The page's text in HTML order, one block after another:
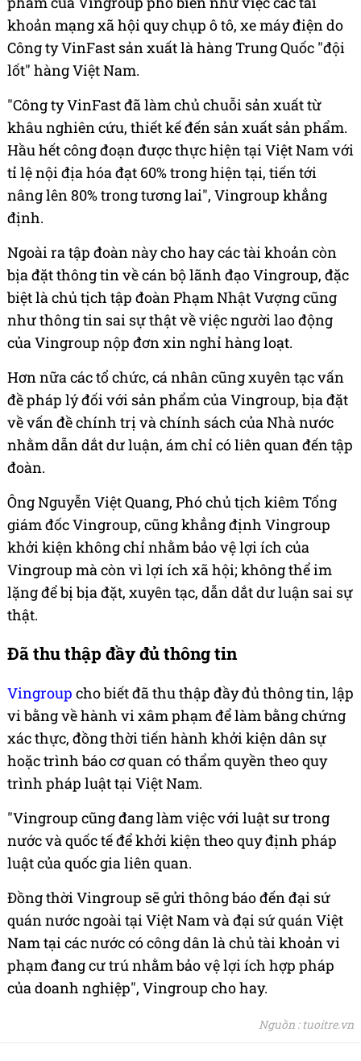
khoản mạng xã hội quy chụp ô tô, xe máy điện do
Công ty VinFast sản xuất là hàng Trung Quốc "đội
lốt" hàng Việt Nam.
"Công ty VinFast đã làm chủ chuỗi sản xuất từ
khâu nghiên cứu, thiết kế đến sản xuất sản phẩm.
Hầu hết công đoạn được thực hiện tại Việt Nam với
tỉ lệ nội địa hóa đạt 60% trong hiện tại, tiến tới
nâng lên 80% trong tương lai", Vingroup khẳng
định.
Ngoài ra tập đoàn này cho hay các tài khoản còn
bịa đặt thông tin về cán bộ lãnh đạo Vingroup, đặc
biệt là chủ tịch tập đoàn Phạm Nhật Vượng cũng
như thông tin sai sự thật về việc người lao động
của Vingroup nộp đơn xin nghỉ hàng loạt.
Hơn nữa các tổ chức, cá nhân cũng xuyên tạc vấn
đề pháp lý đối với sản phẩm của Vingroup, bịa đặt
về vấn đề chính trị và chính sách của Nhà nước
nhằm dẫn dắt dư luận, ám chỉ có liên quan đến tập
đoàn.
Ông Nguyễn Việt Quang, Phó chủ tịch kiêm Tổng
giám đốc Vingroup, cũng khẳng định Vingroup
khởi kiện không chỉ nhằm bảo vệ lợi ích của
Vingroup mà còn vì lợi ích xã hội; không thể im
lặng để bị bịa đặt, xuyên tạc, dẫn dắt dư luận sai sự
thật.
Đã thu thập đầy đủ thông tin
Vingroup cho biết đã thu thập đầy đủ thông tin, lập
vi bằng về hành vi xâm phạm để làm bằng chứng
xác thực, đồng thời tiến hành khởi kiện dân sự
hoặc trình báo cơ quan có thẩm quyền theo quy
trình pháp luật tại Việt Nam.
"Vingroup cũng đang làm việc với luật sư trong
nước và quốc tế để khởi kiện theo quy định pháp
luật của quốc gia liên quan.
Đồng thời Vingroup sẽ gửi thông báo đến đại sứ
quán nước ngoài tại Việt Nam và đại sứ quán Việt
Nam tại các nước có công dân là chủ tài khoản vi
phạm đang cư trú nhằm bảo vệ lợi ích hợp pháp
của doanh nghiệp", Vingroup cho hay.
Nguồn : tuoitre.vn